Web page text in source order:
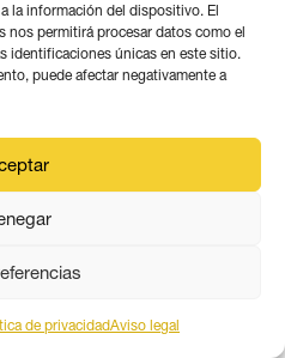
la información del dispositivo. El
permitirá procesar datos como el
identificaciones únicas en este sitio.
puede afectar negativamente a
de privacidadAviso legal
por correo
legal
privacidad